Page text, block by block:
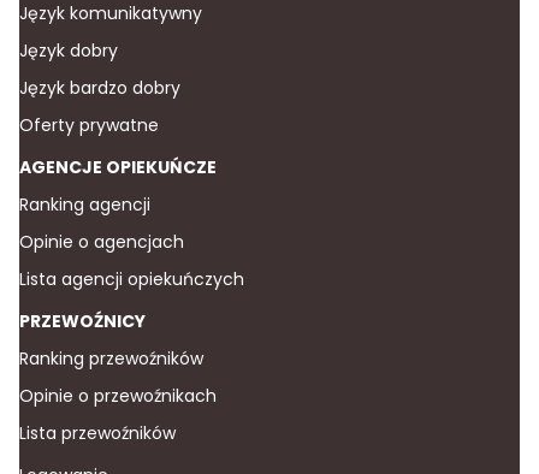
Język komunikatywny
Język dobry
Język bardzo dobry
Oferty prywatne
AGENCJE OPIEKUŃCZE
Ranking agencji
Opinie o agencjach
Lista agencji opiekuńczych
PRZEWOŹNICY
Ranking przewoźników
Opinie o przewoźnikach
Lista przewoźników